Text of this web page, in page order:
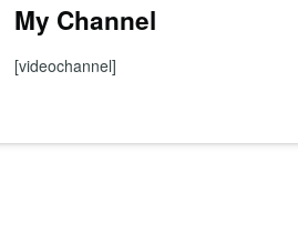
My Channel
[videochannel]